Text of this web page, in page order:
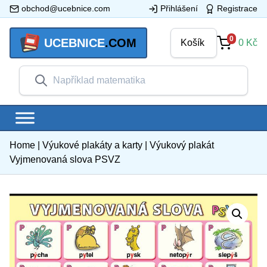
obchod@ucebnice.com Přihlášení Registrace
UCEBNICE.COM Košík 0 0 Kč
Home Výukové plakáty a karty
Výukový plakát
Vyjmenovaná slova PSVZ